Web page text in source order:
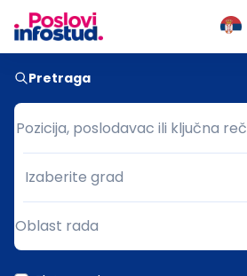
Pretraga
Pozicija, poslodavac ili ključna reč
Pozicija, poslodavac ili ključna reč
Grad
Izaberite grad
Oblast rada